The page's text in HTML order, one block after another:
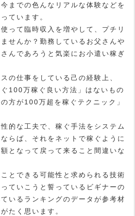
までの色んなリアルな体験などを
ています。
って臨時収入を増やして、プチリ
せんか？勤務しているお父さんや
んであろうと気楽にお小遣い稼ぎ
の仕事をしている己の経験上、
ぐ100万稼ぐ良い方法」はないもの
方が100万超を稼ぐテクニック」
的な工夫で、稼ぐ手法をシステム
らば、それをネットで稼ぐように
となって戻って来ること間違いな
とできる可能性と求められる技術
ていこうと誓っているビギナーの
いるランキングのデータが参考材
たく思います。